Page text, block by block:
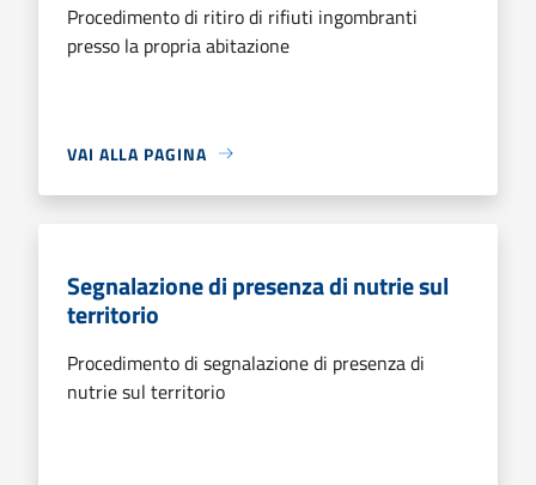
Procedimento di ritiro di rifiuti ingombranti
presso la propria abitazione
VAI ALLA PAGINA
Segnalazione di presenza di nutrie sul
territorio
Procedimento di segnalazione di presenza di
nutrie sul territorio